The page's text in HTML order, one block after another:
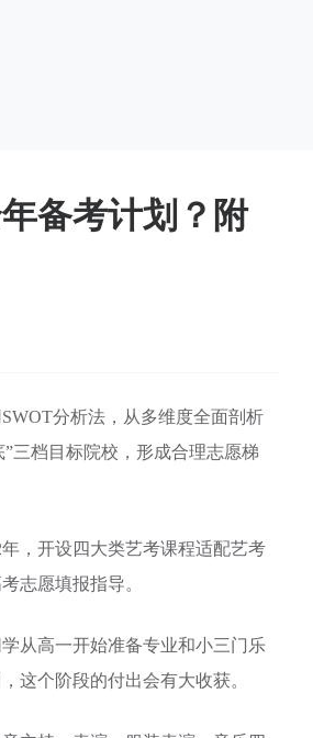
备考计划？附
分析法，从多维度全面剖析
三档目标院校，形成合理志愿梯
，开设四大类艺考课程适配艺考
志愿填报指导。
从高一开始准备专业和小三门乐
这个阶段的付出会有大收获。